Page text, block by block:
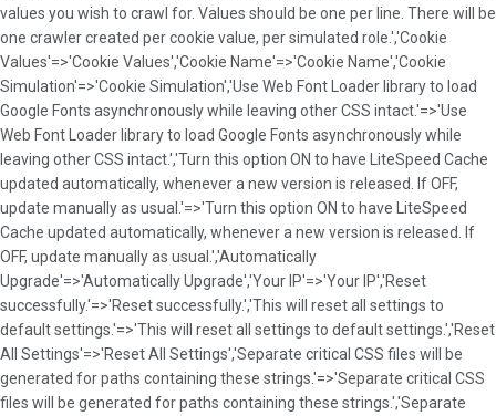
values you wish to crawl for. Values should be one per line. There will be
one crawler created per cookie value, per simulated role.','Cookie
Values'=>'Cookie Values','Cookie Name'=>'Cookie Name','Cookie
Simulation'=>'Cookie Simulation','Use Web Font Loader library to load
Google Fonts asynchronously while leaving other CSS intact.'=>'Use
Web Font Loader library to load Google Fonts asynchronously while
leaving other CSS intact.','Turn this option ON to have LiteSpeed Cache
updated automatically, whenever a new version is released. If OFF,
update manually as usual.'=>'Turn this option ON to have LiteSpeed
Cache updated automatically, whenever a new version is released. If
OFF, update manually as usual.','Automatically
Upgrade'=>'Automatically Upgrade','Your IP'=>'Your IP','Reset
successfully.'=>'Reset successfully.','This will reset all settings to
default settings.'=>'This will reset all settings to default settings.','Reset
All Settings'=>'Reset All Settings','Separate critical CSS files will be
generated for paths containing these strings.'=>'Separate critical CSS
files will be generated for paths containing these strings.','Separate